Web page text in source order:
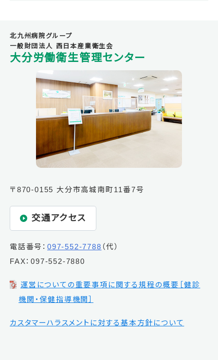
北九州病院グループ
一般財団法人 西日本産業衛生会
大分労働衛生管理センター
〒870-0155 大分市高城南町11番7号
交通アクセス
電話番号： 097-552-7788 （代）
FAX：097-552-7880
運営についての重要事項に関する規程の概要［健診
機関・保健指導機関］
カスタマーハラスメントに対する基本方針について